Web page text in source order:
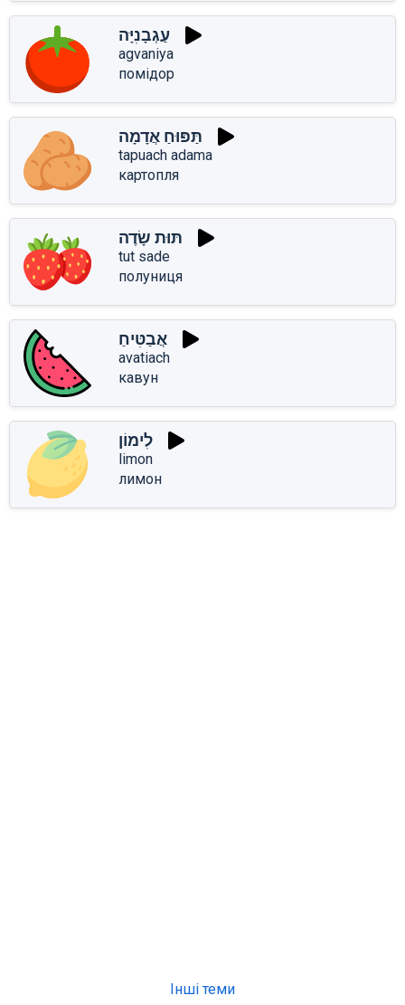
עַגְבָנִיָּה
agvaniya
помідор
תַּפּוּחַ אֲדָמָה
tapuach adama
картопля
תּוּת שָׂדֶה
tut sade
полуниця
אֲבַטִּיחַ
avatiach
кавун
לִימוֹן
limon
лимон
Інші теми